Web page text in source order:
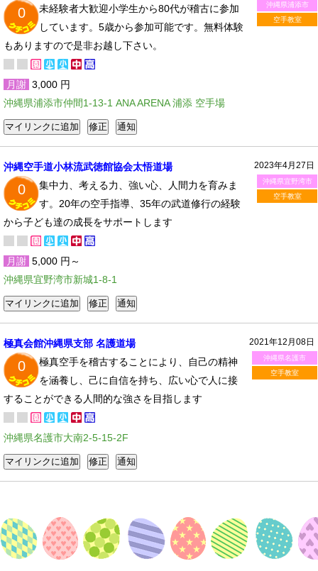
沖縄県浦添市
空手教室
0
未経験者大歓迎小学生から80代が稽古に参加
しています。5歳から参加可能です。無料体験
もありますので是非お越し下さい。
月謝 3,000 円
沖縄県浦添市仲間1-13-1 ANA ARENA 浦添 空手場
2023年4月27日
沖縄県宜野湾市
空手教室
沖縄空手道小林流武徳館協会太悟道場
0
集中力、考える力、強い心、人間力を育みま
す。20年の空手指導、35年の武道修行の経験
から子ども達の成長をサポートします
月謝 5,000 円～
沖縄県宜野湾市新城1-8-1
2021年12月08日
沖縄県名護市
空手教室
極真会館沖縄県支部 名護道場
0
極真空手を稽古することにより、自己の精神
を涵養し、己に自信を持ち、広い心で人に接
することができる人間的な強さを目指します
沖縄県名護市大南2-5-15-2F